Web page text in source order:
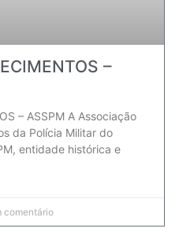
–
– ASSPM A Associação
da Polícia Militar do
entidade histórica e
comentário